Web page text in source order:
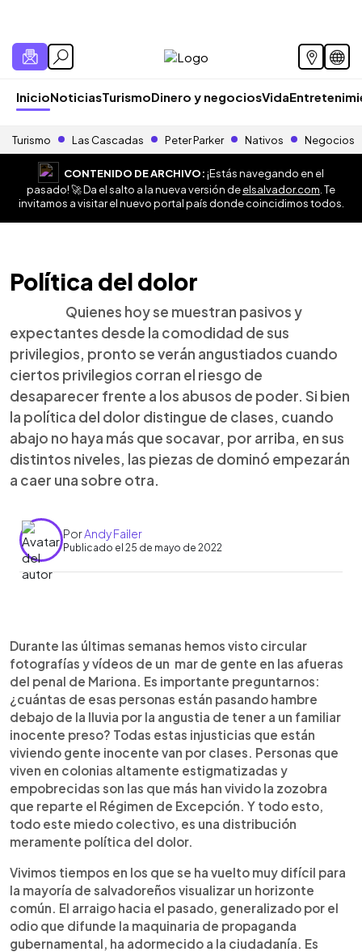
InicioNoticiasTurismoDinero y negociosVida
Turismo Las Cascadas Peter Parker Nativos Negocios
CONTENIDO DE ARCHIVO:¡Estás navegando en el
pasado! 🚀 Da el salto a la nueva versión deelsalvador.com . Te
invitamos a visitar el nuevo portal país donde coincidimos todos.
Política del dolor
Quienes hoy se muestran pasivos y
expectantes desde la comodidad de sus
privilegios, pronto se verán angustiados cuando
ciertos privilegios corran el riesgo de
desaparecer frente a los abusos de poder. Si bien
la política del dolor distingue de clases, cuando
abajo no haya más que socavar, por arriba, en sus
distintos niveles, las piezas de dominó empezarán
a caer una sobre otra.
PorAndy Failer
Publicado el 25 de mayo de 2022
► Escuchar artículo
Durante las últimas semanas hemos visto circular
fotografías y vídeos de un mar de gente en las afueras
del penal de Mariona. Es importante preguntarnos:
¿cuántas de esas personas están pasando hambre
debajo de la lluvia por la angustia de tener a un familiar
inocente preso? Todas estas injusticias que están
viviendo gente inocente van por clases. Personas que
viven en colonias altamente estigmatizadas y
empobrecidas son las que más han vivido la zozobra
que reparte el Régimen de Excepción. Y todo esto,
todo este miedo colectivo, es una distribución
meramente política del dolor.
Vivimos tiempos en los que se ha vuelto muy difícil para
la mayoría de salvadoreños visualizar un horizonte
común. El arraigo hacia el pasado, generalizado por el
odio que difunde la maquinaria de propaganda
gubernamental, ha adormecido a la ciudadanía. Es